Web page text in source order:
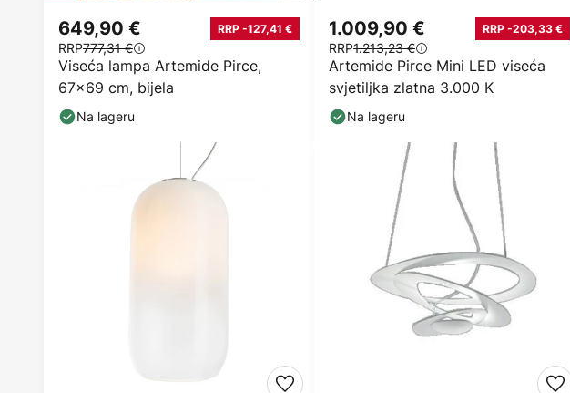
Viseća lampa Artemide Pirce,
67x69 cm, bijela
649,90 € RRP -127,41 €
RRP777,31 €
Na lageru
Artemide Pirce Mini LED viseća
svjetiljka zlatna 3.000 K
1.009,90 € RRP -203,33 €
RRP1.213,23 €
Na lageru